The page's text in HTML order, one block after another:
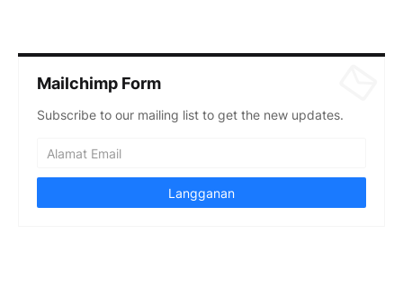
Mailchimp Form
Subscribe to our mailing list to get the new updates.